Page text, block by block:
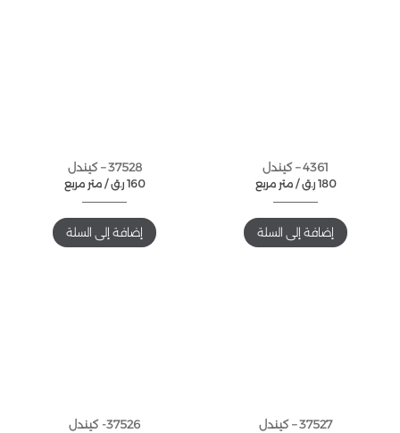
4361 – كيندل
متر مربع / 180 ر.ق
إضافة إلى السلة
37528 – كيندل
متر مربع / 160 ر.ق
إضافة إلى السلة
37527 – كيندل 37526- كيندل